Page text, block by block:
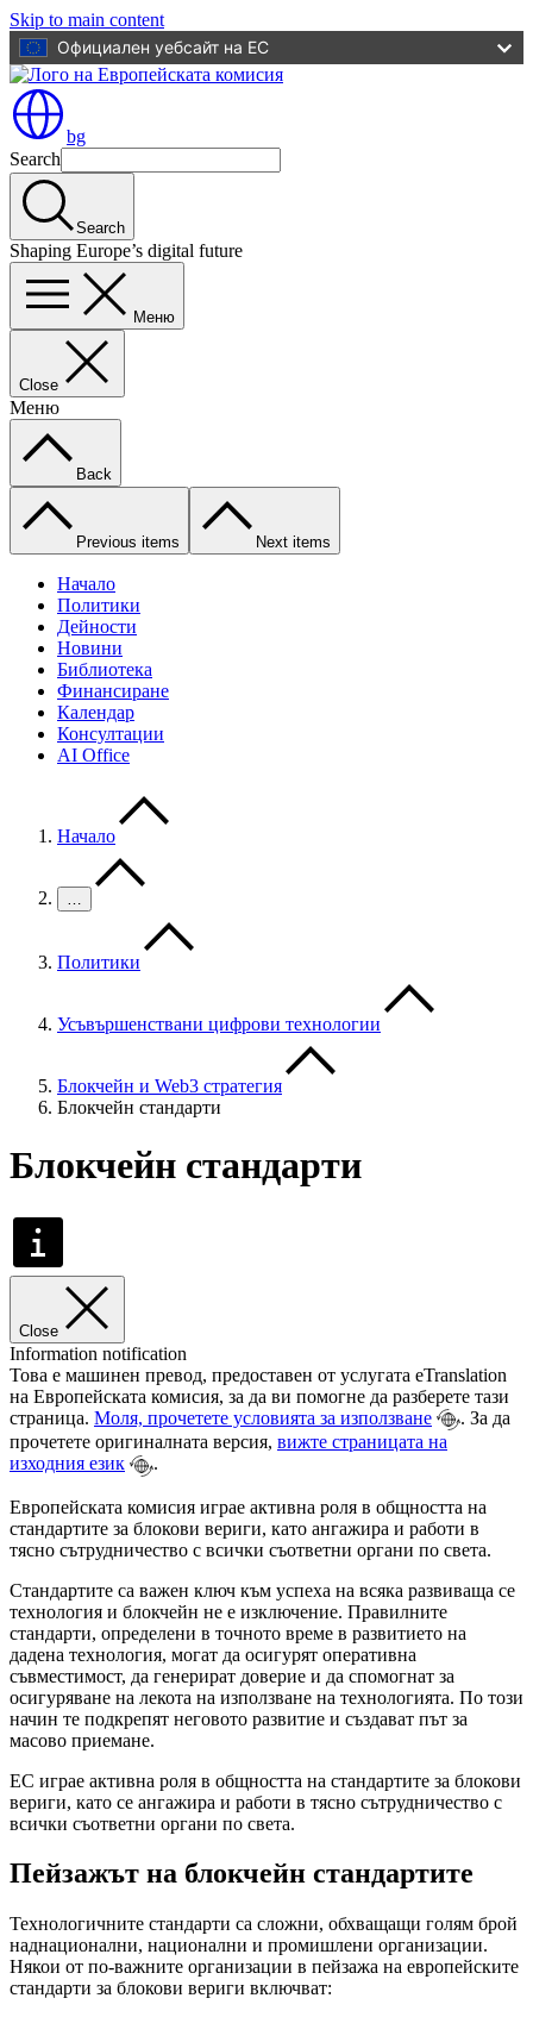
Skip to main content
Официален уебсайт на ЕС
bg
Search
Search
Shaping Europe’s digital future
Меню
Close
Меню
Back
Previous items Next items
Начало
Политики
Дейности
Новини
Библиотека
Финансиране
Календар
Консултации
AI Office
Начало
…
Политики
Усъвършенствани цифрови технологии
Блокчейн и Web3 стратегия
Блокчейн стандарти
Блокчейн стандарти
Close
Information notification
Това е машинен превод, предоставен от услугата eTranslation
на Европейската комисия, за да ви помогне да разберете тази
страница. Моля, прочетете условията за използване
. За да
прочетете оригиналната версия, вижте страницата на
изходния език
.
Европейската комисия играе активна роля в общността на
стандартите за блокови вериги, като ангажира и работи в
тясно сътрудничество с всички съответни органи по света.
Стандартите са важен ключ към успеха на всяка развиваща се
технология и блокчейн не е изключение. Правилните
стандарти, определени в точното време в развитието на
дадена технология, могат да осигурят оперативна
съвместимост, да генерират доверие и да спомогнат за
осигуряване на лекота на използване на технологията. По този
начин те подкрепят неговото развитие и създават път за
масово приемане.
ЕС играе активна роля в общността на стандартите за блокови
вериги, като се ангажира и работи в тясно сътрудничество с
всички съответни органи по света.
Пейзажът на блокчейн стандартите
Технологичните стандарти са сложни, обхващащи голям брой
наднационални, национални и промишлени организации.
Някои от по-важните организации в пейзажа на европейските
стандарти за блокови вериги включват: